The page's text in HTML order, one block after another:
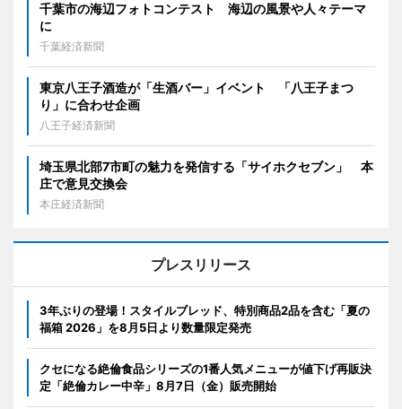
千葉市の海辺フォトコンテスト 海辺の風景や人々テーマ
に
千葉経済新聞
東京八王子酒造が「生酒バー」イベント 「八王子まつ
り」に合わせ企画
八王子経済新聞
埼玉県北部7市町の魅力を発信する「サイホクセブン」 本
庄で意見交換会
本庄経済新聞
プレスリリース
3年ぶりの登場！スタイルブレッド、特別商品2品を含む「夏の
福箱 2026」を8月5日より数量限定発売
クセになる絶倫食品シリーズの1番人気メニューが値下げ再販決
定「絶倫カレー中辛」8月7日（金）販売開始